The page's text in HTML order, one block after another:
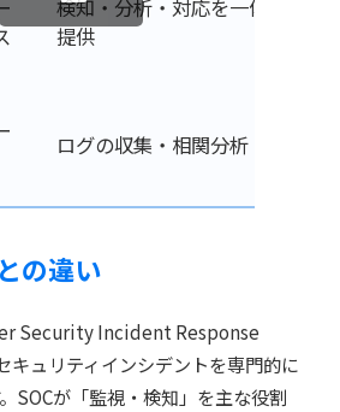
検知・分析・対応を一体で
提供
ログの収集・相関分析
の違い
Security Incident Response
キュリティインシデントを専門的に
SOCが「監視・検知」を主な役割